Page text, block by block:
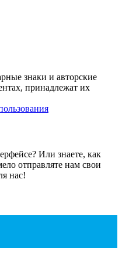
знаки и авторские
принадлежат их
Или знаете, как
отправляте нам свои
нас!